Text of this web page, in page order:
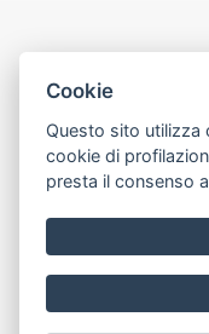
Cookie
Questo sito utilizza
cookie di
presta il consenso